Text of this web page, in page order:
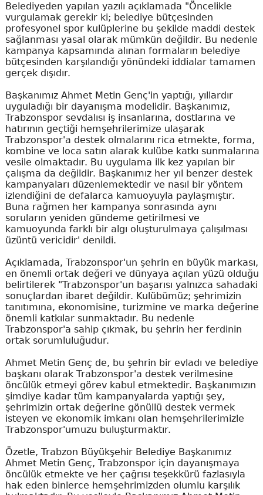
Belediyeden yapılan yazılı açıklamada "Öncelikle
vurgulamak gerekir ki; belediye bütçesinden
profesyonel spor kulüplerine bu şekilde maddi destek
sağlanması yasal olarak mümkün değildir. Bu nedenle
kampanya kapsamında alınan formaların belediye
bütçesinden karşılandığı yönündeki iddialar tamamen
gerçek dışıdır.
Başkanımız Ahmet Metin Genç'in yaptığı, yıllardır
uyguladığı bir dayanışma modelidir. Başkanımız,
Trabzonspor sevdalısı iş insanlarına, dostlarına ve
hatırının geçtiği hemşehrilerimize ulaşarak
Trabzonspor'a destek olmalarını rica etmekte, forma,
kombine ve loca satın alarak kulübe katkı sunmalarına
vesile olmaktadır. Bu uygulama ilk kez yapılan bir
çalışma da değildir. Başkanımız her yıl benzer destek
kampanyaları düzenlemektedir ve nasıl bir yöntem
izlendiğini de defalarca kamuoyuyla paylaşmıştır.
Buna rağmen her kampanya sonrasında aynı
soruların yeniden gündeme getirilmesi ve
kamuoyunda farklı bir algı oluşturulmaya çalışılması
üzüntü vericidir' denildi.
Açıklamada, Trabzonspor'un şehrin en büyük markası,
en önemli ortak değeri ve dünyaya açılan yüzü olduğu
belirtilerek "Trabzonspor'un başarısı yalnızca sahadaki
sonuçlardan ibaret değildir. Kulübümüz; şehrimizin
tanıtımına, ekonomisine, turizmine ve marka değerine
önemli katkılar sunmaktadır. Bu nedenle
Trabzonspor'a sahip çıkmak, bu şehrin her ferdinin
ortak sorumluluğudur.
Ahmet Metin Genç de, bu şehrin bir evladı ve belediye
başkanı olarak Trabzonspor'a destek verilmesine
öncülük etmeyi görev kabul etmektedir. Başkanımızın
şimdiye kadar tüm kampanyalarda yaptığı şey,
şehrimizin ortak değerine gönüllü destek vermek
isteyen ve ekonomik imkanı olan hemşehrilerimizle
Trabzonspor'umuzu buluşturmaktır.
Özetle, Trabzon Büyükşehir Belediye Başkanımız
Ahmet Metin Genç, Trabzonspor için dayanışmaya
öncülük etmekte ve her çağrısı teşekkürü fazlasıyla
hak eden binlerce hemşehrimizden olumlu karşılık